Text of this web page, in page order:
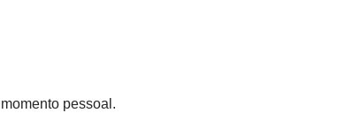
pessoal.